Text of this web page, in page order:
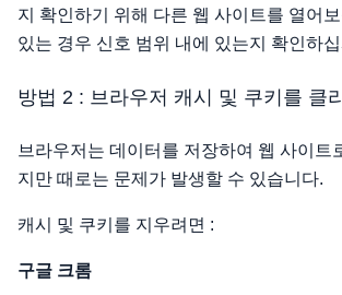
지 확인하기 위해 다른 웹 사이트를 열어
있는 경우 신호 범위 내에 있는지 확인하
방법 2 : 브라우저 캐시 및 쿠키를 클
브라우저는 데이터를 저장하여 웹 사이트
지만 때로는 문제가 발생할 수 있습니다.
캐시 및 쿠키를 지우려면 :
구글 크롬